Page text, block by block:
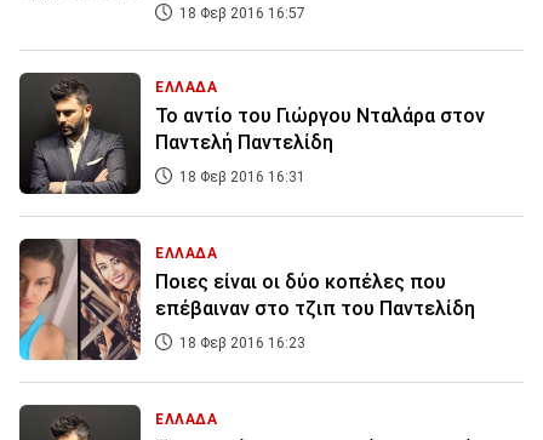
18 Φεβ 2016 16:57
ΕΛΛΑΔΑ
Το αντίο του Γιώργου Νταλάρα στον
Παντελή Παντελίδη
18 Φεβ 2016 16:31
ΕΛΛΑΔΑ
Ποιες είναι οι δύο κοπέλες που
επέβαιναν στο τζιπ του Παντελίδη
18 Φεβ 2016 16:23
ΕΛΛΑΔΑ